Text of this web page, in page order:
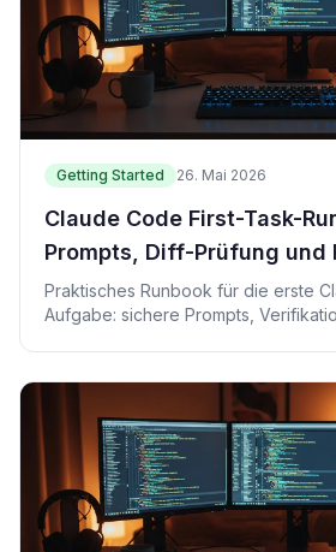
Getting Started 26. Mai 2026
Claude Code First-Task-
Prompts, Diff-Prüfung und
Commit
Praktisches Runbook für die erste
Aufgabe: sichere Prompts,